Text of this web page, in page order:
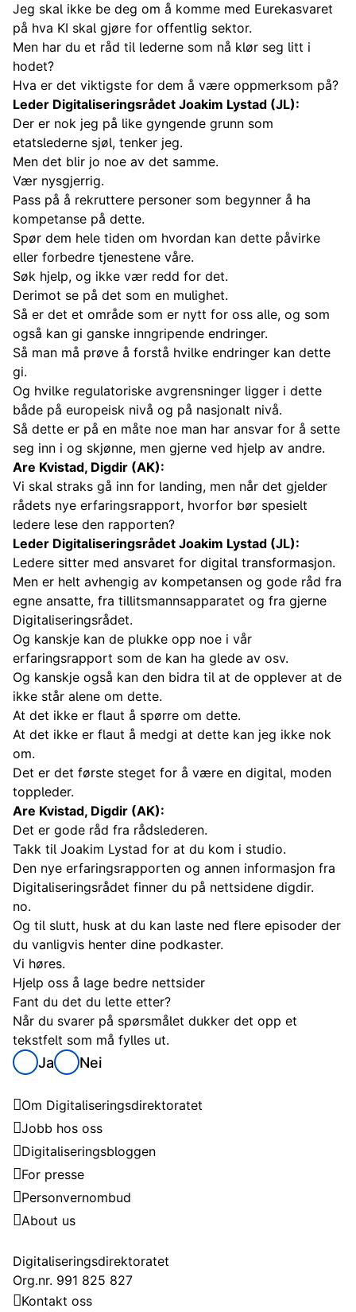
Jeg skal ikke be deg om å komme med Eurekasvaret
på hva KI skal gjøre for offentlig sektor.
Men har du et råd til lederne som nå klør seg litt i
hodet?
Hva er det viktigste for dem å være oppmerksom på?
Leder Digitaliseringsrådet Joakim Lystad (JL):
Der er nok jeg på like gyngende grunn som
etatslederne sjøl, tenker jeg.
Men det blir jo noe av det samme.
Vær nysgjerrig.
Pass på å rekruttere personer som begynner å ha
kompetanse på dette.
Spør dem hele tiden om hvordan kan dette påvirke
eller forbedre tjenestene våre.
Søk hjelp, og ikke vær redd for det.
Derimot se på det som en mulighet.
Så er det et område som er nytt for oss alle, og som
også kan gi ganske inngripende endringer.
Så man må prøve å forstå hvilke endringer kan dette
gi.
Og hvilke regulatoriske avgrensninger ligger i dette
både på europeisk nivå og på nasjonalt nivå.
Så dette er på en måte noe man har ansvar for å sette
seg inn i og skjønne, men gjerne ved hjelp av andre.
Are Kvistad, Digdir (AK):
Vi skal straks gå inn for landing, men når det gjelder
rådets nye erfaringsrapport, hvorfor bør spesielt
ledere lese den rapporten?
Leder Digitaliseringsrådet Joakim Lystad (JL):
Ledere sitter med ansvaret for digital transformasjon.
Men er helt avhengig av kompetansen og gode råd fra
egne ansatte, fra tillitsmannsapparatet og fra gjerne
Digitaliseringsrådet.
Og kanskje kan de plukke opp noe i vår
erfaringsrapport som de kan ha glede av osv.
Og kanskje også kan den bidra til at de opplever at de
ikke står alene om dette.
At det ikke er flaut å spørre om dette.
At det ikke er flaut å medgi at dette kan jeg ikke nok
om.
Det er det første steget for å være en digital, moden
toppleder.
Are Kvistad, Digdir (AK):
Det er gode råd fra rådslederen.
Takk til Joakim Lystad for at du kom i studio.
Den nye erfaringsrapporten og annen informasjon fra
Digitaliseringsrådet finner du på nettsidene digdir.
no.
Og til slutt, husk at du kan laste ned flere episoder der
du vanligvis henter dine podkaster.
Vi høres.
Hjelp oss å lage bedre nettsider
Fant du det du lette etter?
Når du svarer på spørsmålet dukker det opp et
tekstfelt som må fylles ut.
Ja Nei
Om Digitaliseringsdirektoratet
Jobb hos oss
Digitaliseringsbloggen
For presse
Personvernombud
About us
Digitaliseringsdirektoratet
Org.nr. 991 825 827
Kontakt oss